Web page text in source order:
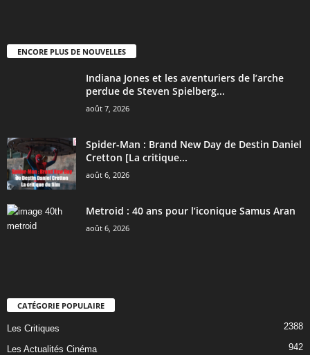
ENCORE PLUS DE NOUVELLES
Indiana Jones et les aventuriers de l’arche
perdue de Steven Spielberg...
août 7, 2026
Spider-Man : Brand New Day de Destin Daniel
Cretton [La critique...
août 6, 2026
Metroid : 40 ans pour l’iconique Samus Aran
août 6, 2026
CATÉGORIE POPULAIRE
Les Critiques 2388
Les Actualités Cinéma 942